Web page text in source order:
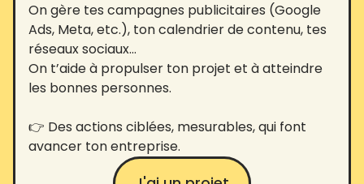
On gère tes campagnes publicitaires (Google
Ads, Meta, etc.), ton calendrier de contenu, tes
réseaux sociaux…
On t’aide à propulser ton projet et à atteindre
les bonnes personnes.
👉 Des actions ciblées, mesurables, qui font
avancer ton entreprise.